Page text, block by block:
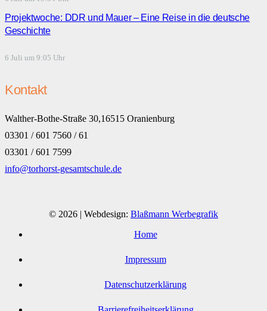
Projektwoche: DDR und Mauer – Eine Reise in die deutsche
Geschichte
6 Juli um 9:05 Uhr
Kontakt
Walther-Bothe-Straße 30,16515 Oranienburg
03301 / 601 7560 / 61
03301 / 601 7599
info@torhorst-gesamtschule.de
© 2026 | Webdesign: Blaßmann Werbegrafik
Home
Impressum
Datenschutzerklärung